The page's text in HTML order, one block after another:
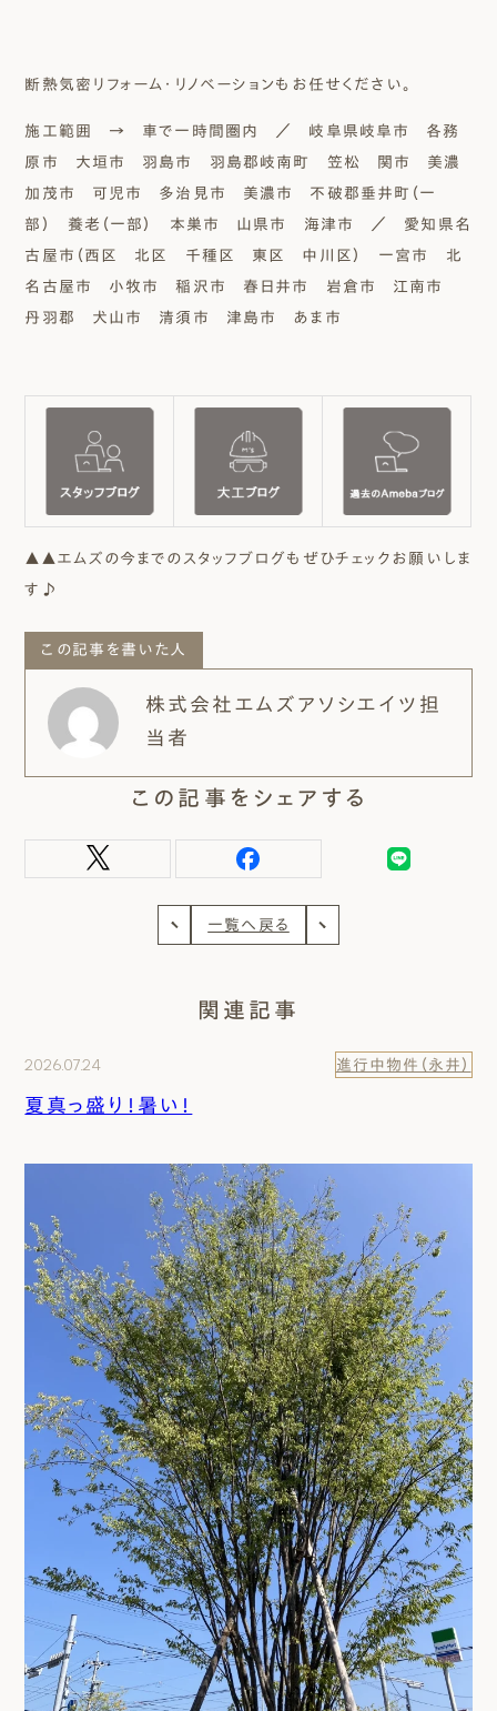
断熱気密リフォーム・リノベーションもお任せください。
施工範囲 → 車で一時間圏内 ／ 岐阜県岐阜市 各務
原市 大垣市 羽島市 羽島郡岐南町 笠松 関市 美濃
加茂市 可児市 多治見市 美濃市 不破郡垂井町（一
部） 養老（一部） 本巣市 山県市 海津市 ／ 愛知県名
古屋市（西区 北区 千種区 東区 中川区） 一宮市 北
名古屋市 小牧市 稲沢市 春日井市 岩倉市 江南市
丹羽郡 犬山市 清須市 津島市 あま市
▲▲エムズの今までのスタッフブログもぜひチェックお願いしま
す♪
この記事を書いた人
株式会社エムズアソシエイツ担
当者
この記事をシェアする
一覧へ戻る
関連記事
2026.07.24 進行中物件（永井）
夏真っ盛り！暑い！